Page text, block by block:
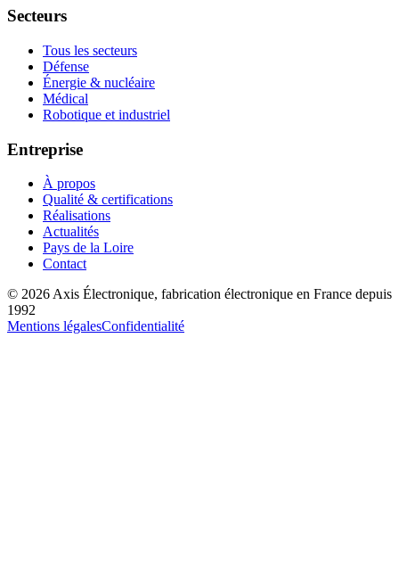
Secteurs
Tous les secteurs
Défense
Énergie & nucléaire
Médical
Robotique et industriel
Entreprise
À propos
Qualité & certifications
Réalisations
Actualités
Pays de la Loire
Contact
© 2026 Axis Électronique, fabrication électronique en France depuis
1992
Mentions légalesConfidentialité